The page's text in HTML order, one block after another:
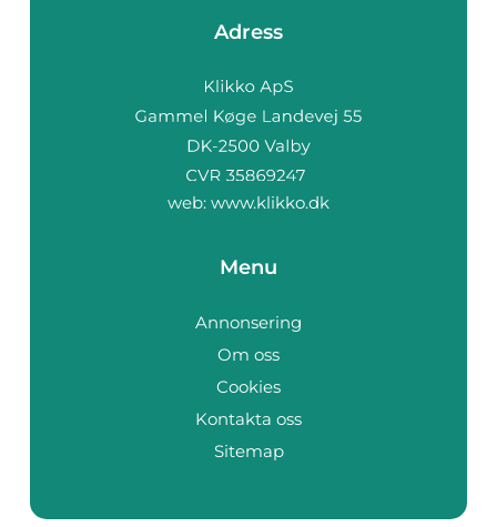
Adress
web: www.klikko.dk
Menu
Annonsering
Om oss
Cookies
Kontakta oss
Sitemap